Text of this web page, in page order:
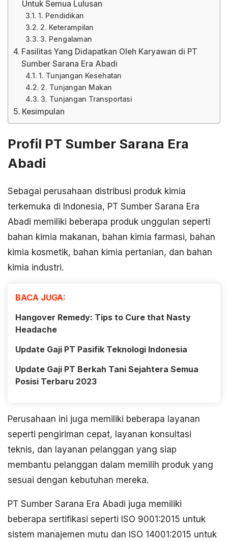
Untuk Semua Lulusan
1. Pendidikan
2. Keterampilan
3. Pengalaman
Fasilitas Yang Didapatkan Oleh Karyawan di PT
Sumber Sarana Era Abadi
1. Tunjangan Kesehatan
2. Tunjangan Makan
3. Tunjangan Transportasi
Kesimpulan
Profil PT Sumber Sarana Era
Abadi
Sebagai perusahaan distribusi produk kimia
terkemuka di Indonesia, PT Sumber Sarana Era
Abadi memiliki beberapa produk unggulan seperti
bahan kimia makanan, bahan kimia farmasi, bahan
kimia kosmetik, bahan kimia pertanian, dan bahan
kimia industri.
BACA JUGA:
Hangover Remedy: Tips to Cure that Nasty
Headache
Update Gaji PT Pasifik Teknologi Indonesia
Update Gaji PT Berkah Tani Sejahtera Semua
Posisi Terbaru 2023
Perusahaan ini juga memiliki beberapa layanan
seperti pengiriman cepat, layanan konsultasi
teknis, dan layanan pelanggan yang siap
membantu pelanggan dalam memilih produk yang
sesuai dengan kebutuhan mereka.
PT Sumber Sarana Era Abadi juga memiliki
beberapa sertifikasi seperti ISO 9001:2015 untuk
sistem manajemen mutu dan ISO 14001:2015 untuk